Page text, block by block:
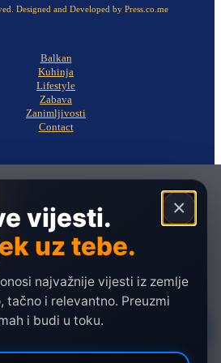
Designed and Developed by Press.co.me
Balkan
Kuhinja
Lifestyle
Zabava
Zanimljivosti
Contact
×
vijesti.
uz tebe.
najvažnije vijesti iz zemlje
tačno i relevantno. Preuzmi
i budi u toku.